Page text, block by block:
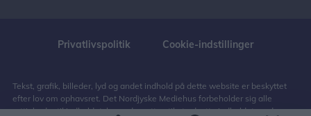
Privatlivspolitik Cookie-indstillinger
Tekst, grafik, billeder, lyd og andet indhold på dette website er beskyttet
efter lov om ophavsret. Det Nordjyske Mediehus forbeholder sig alle
rettigheder til indholdet, herunder retten til at udnytte indholdet med